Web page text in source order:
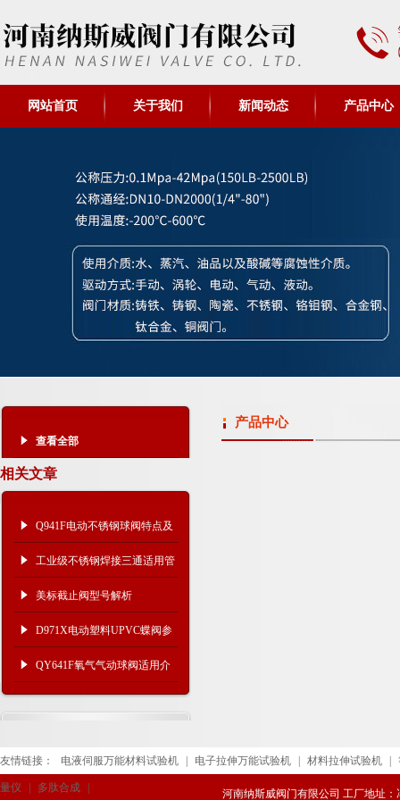
网站首页 关于我们 新闻动态 产品中心
查看全部
相关文章
Q941F电动不锈钢球阀特点及
技术参数
工业级不锈钢焊接三通适用管
道及产品特点
美标截止阀型号解析
D971X电动塑料UPVC蝶阀参
数性能
QY641F氧气气动球阀适用介
质及主要性能
产品中心
友情链接： 电液伺服万能材料试验机 电子拉伸万能试验机 材料拉伸试验机
量仪 多肽合成
河南纳斯威阀门有限公司 工厂地址：